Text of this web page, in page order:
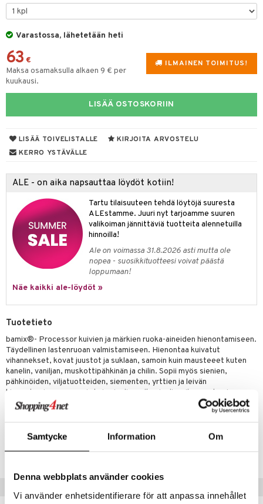
Samtycke Information Om
Denna webbplats använder cookies
Vi använder enhetsidentifierare för att anpassa innehållet
Varastossa, lähetetään heti
ILMAINEN TOIMITUS!
63 €
Maksa osamaksulla alkaen 9 € per
kuukausi.
LISÄÄ OSTOSKORIIN
LISÄÄ TOIVELISTALLE
KIRJOITA ARVOSTELU
KERRO YSTÄVÄLLE
ALE - on aika napsauttaa löydöt kotiin!
Tartu tilaisuuteen tehdä löytöjä suuresta
ALEstamme. Juuri nyt tarjoamme suuren
valikoiman jännittäviä tuotteita alennetuilla
hinnoilla!
Ale on voimassa 31.8.2026 asti mutta ole
nopea - suosikkituotteesi voivat päästä
loppumaan!
Näe kaikki ale-löydöt »
Tuotetieto
bamix®- Processor kuivien ja märkien ruoka-aineiden hienontamiseen.
Täydellinen lastenruoan valmistamiseen. Hienontaa kuivatut
vihannekset, kovat juustot ja suklaan, samoin kuin mausteeet kuten
kanelin, vaniljan, muskottipähkinän ja chilin. Sopii myös sienien,
pähkinöiden, viljatuotteiden, siementen, yrttien ja leivän
hienontamiseen, samoin kuin sipulin, valkosipulin, vihannesten ja
pienten liha- ja kala-annosten hienontamiseen. Jauhelevy ei sisälly.
Tuotenumero
ITK55-1-SV
& Kulhot
Siivous
sisustus
tarvikkeita
tekstiilit
koristelu
säilytys
tekstiilit
Saalit
& Tyynyliinat
& Peitot
& Koukut
& Korit
& Veistokset
Art
& Lyhdyt
& Hyllyt
& Koukut
tekstiilit
tekstiilit
tekstiilit
& Tyynyliinat
& Peitot
hyönteissuoja
& Lyhdyt
& vastauksia